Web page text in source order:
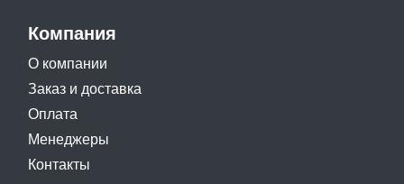
Компания
О компании
Заказ и доставка
Оплата
Менеджеры
Контакты